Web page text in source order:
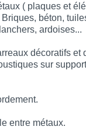
( plaques et
béton,
ardoises...
décoratifs et
sur
entre métaux.